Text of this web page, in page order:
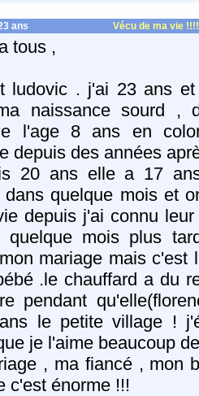
ans Vécu de ma vie !!!!
tous ,
ludovic . j'ai 23 ans
naissance sourd ,
l'age 8 ans en
depuis des années
20 ans elle a 17
dans quelque mois et
depuis j'ai connu
quelque mois plus
mariage mais c'est
.le chauffard a du
pendant
le petite village !
je l'aime beaucoup
, ma fiancé , mon
c'est énorme !!!